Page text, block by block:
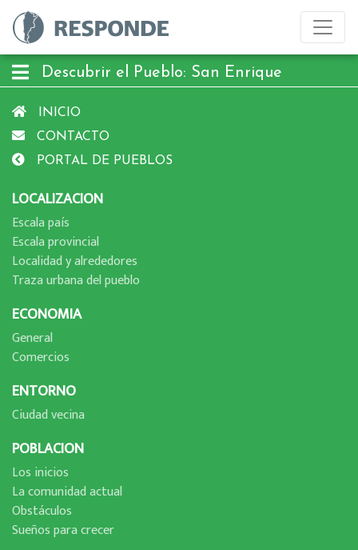
Descubrir el Pueblo: San Enrique
INICIO
CONTACTO
PORTAL DE PUEBLOS
LOCALIZACION
Escala paí­s
Escala provincial
Localidad y alrededores
Traza urbana del pueblo
ECONOMIA
General
Comercios
ENTORNO
Ciudad vecina
POBLACION
Los inicios
La comunidad actual
Obstáculos
Sueños para crecer